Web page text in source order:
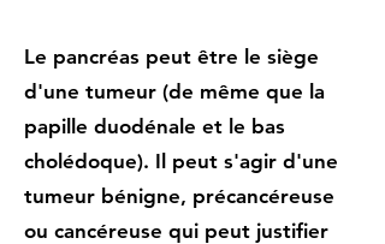
Le pancréas peut être le siège
d'une tumeur (de même que la
papille duodénale et le bas
cholédoque). Il peut s'agir d'une
tumeur bénigne, précancéreuse
ou cancéreuse qui peut justifier